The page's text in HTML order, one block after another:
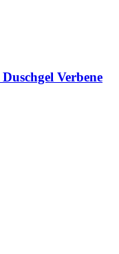
Duschgel Verbene